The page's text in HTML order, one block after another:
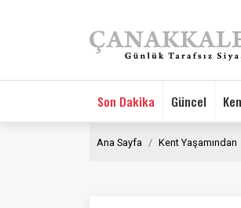
Son Dakika Güncel
Ana Sayfa Kent Yaşamından